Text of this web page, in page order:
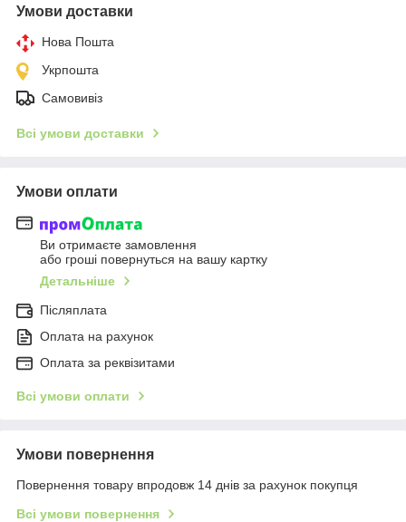
Умови доставки
Нова Пошта
Укрпошта
Самовивіз
Всі умови доставки
Умови оплати
Ви отримаєте замовлення
або гроші повернуться на вашу картку
Детальніше
Післяплата
Оплата на рахунок
Оплата за реквізитами
Всі умови оплати
Умови повернення
Повернення товару впродовж 14 днів за рахунок покупця
Всі умови повернення